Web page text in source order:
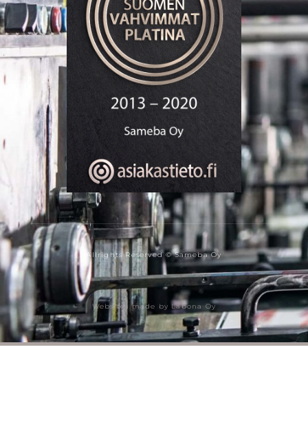
Allrights Reserved © Sameba Oy
Websites made by Labona Oy